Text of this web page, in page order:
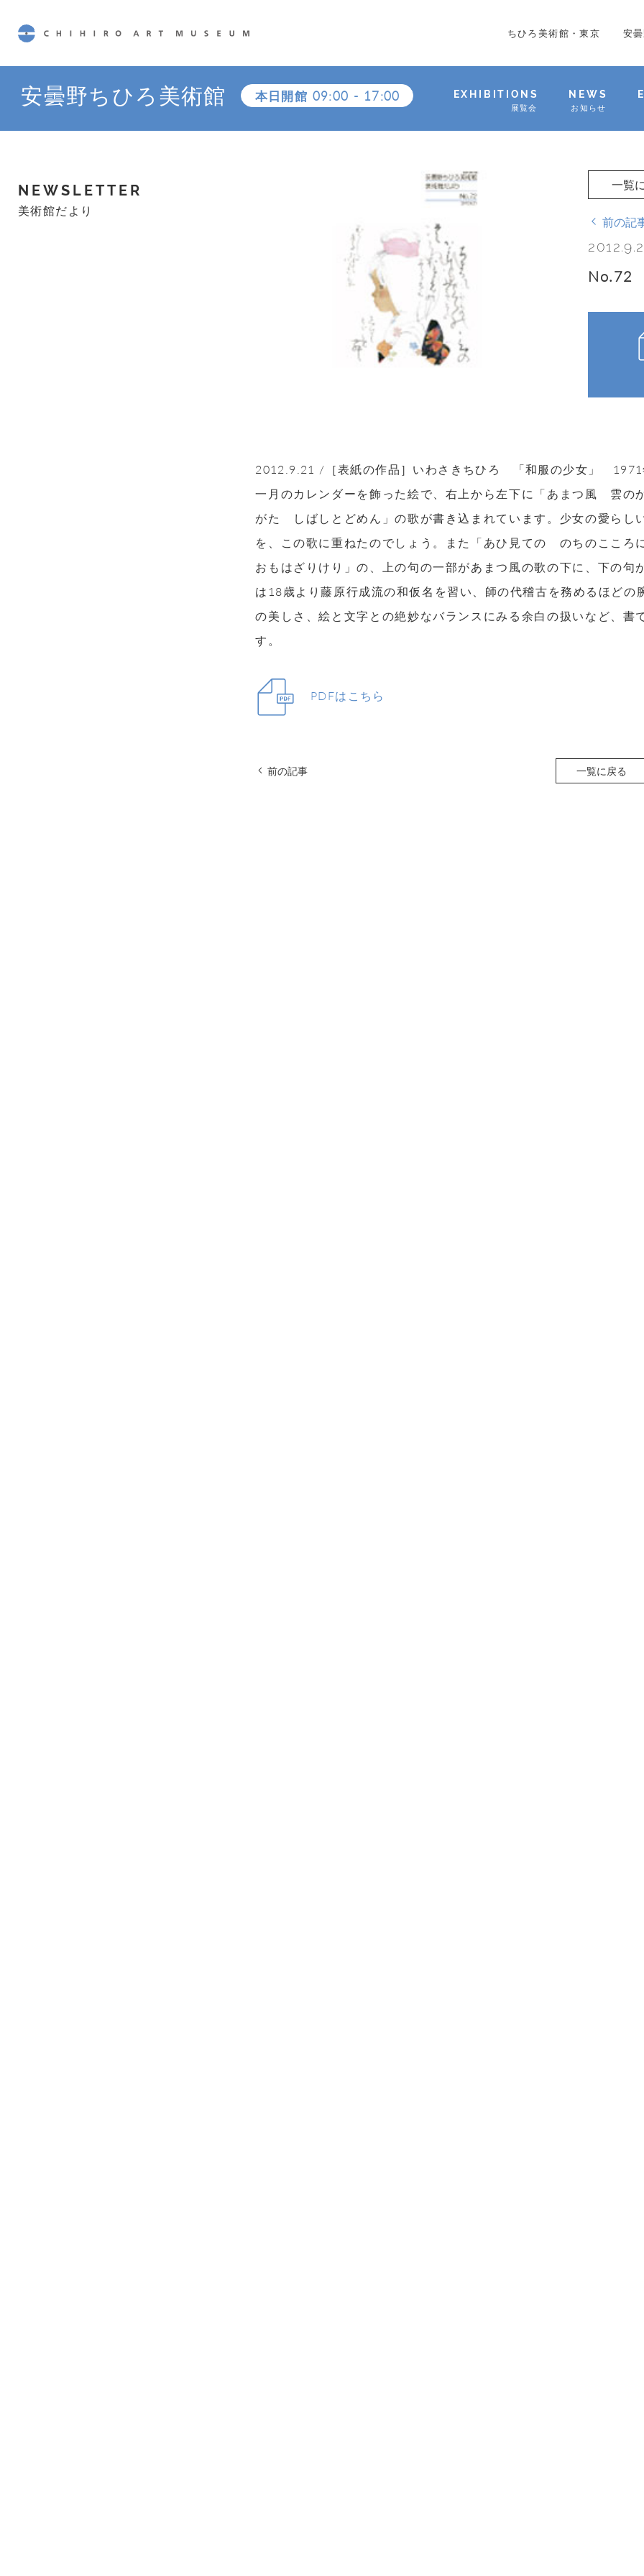
ちひろ美術館・東京 安
安曇野ちひろ美術館 本日開館 09:00 - 17:00 EXHIBITIONS
展覧会
NEWS
お知らせ
NEWSLETTER
美術館だより
一覧
前の記
No.72
2012.9.21 /［表紙の作品］いわさきちひろ 「和服の少女」
一月のカレンダーを飾った絵で、右上から左下に「あまつ風 雲
がた しばしとどめん」の歌が書き込まれています。少女の愛らし
を、この歌に重ねたのでしょう。また「あひ見ての のちのこ
おもはざりけり」の、上の句の一部があまつ風の歌の下に、下の句
は18歳より藤原行成流の和仮名を習い、師の代稽古を務めるほどの
の美しさ、絵と文字との絶妙なバランスにみる余白の扱いなど、書
す。
PDFはこちら
前の記事 一覧に戻る